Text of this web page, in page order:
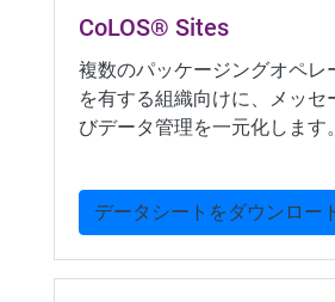
CoLOS® Sites
複数のパッケージングオペレ
を有する組織向けに、メッセ
びデータ管理を一元化します。
データシートをダウンロー